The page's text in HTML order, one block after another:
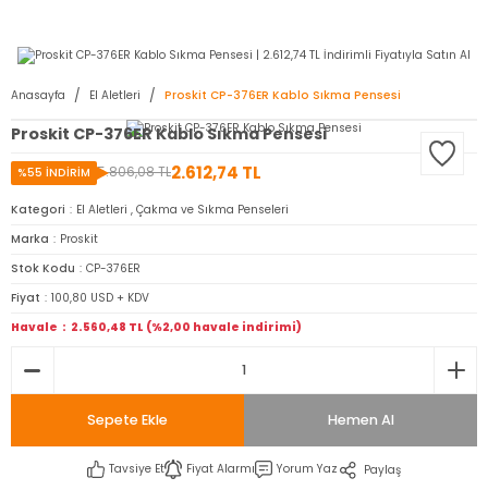
Anasayfa El Aletleri Proskit CP-376ER Kablo Sıkma Pensesi
Proskit CP-376ER Kablo Sıkma Pensesi
5.806,08 TL2.612,74 TL
%55 İNDİRİM
Kategori El Aletleri , Çakma ve Sıkma Penseleri
Marka
Proskit
Stok Kodu
CP-376ER
Fiyat
100,80 USD + KDV
Havale
2.560,48 TL (%2,00 havale indirimi)
Sepete Ekle Hemen Al
Tavsiye Et Fiyat Alarmı Yorum Yaz Paylaş